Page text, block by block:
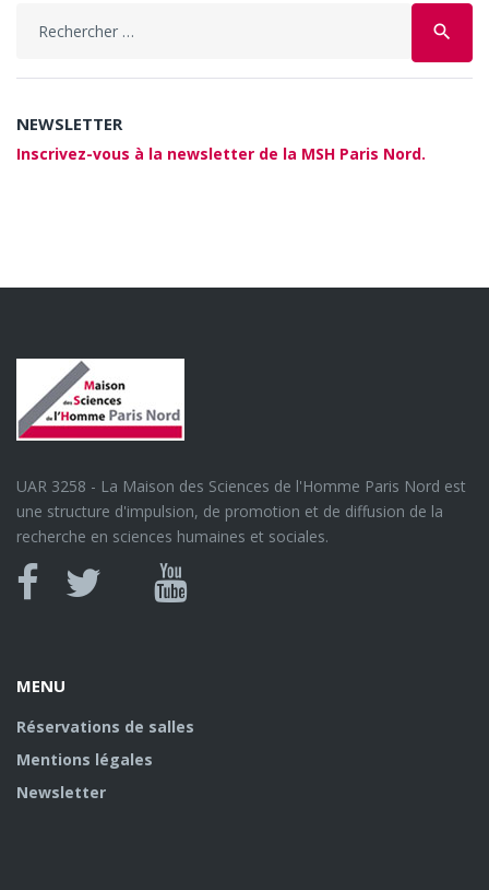
search
NEWSLETTER
Inscrivez-vous à la newsletter de la MSH Paris Nord.
UAR 3258 - La Maison des Sciences de l'Homme Paris Nord est
une structure d'impulsion, de promotion et de diffusion de la
recherche en sciences humaines et sociales.
Canal
MENU
Réservations de salles
Mentions légales
Newsletter